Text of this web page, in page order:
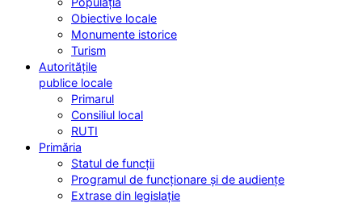
Obiective locale
Monumente istorice
Turism
Autoritățile
publice locale
Primarul
Consiliul local
RUTI
Primăria
Statul de funcții
Programul de funcționare și de audiențe
Extrase din legislație